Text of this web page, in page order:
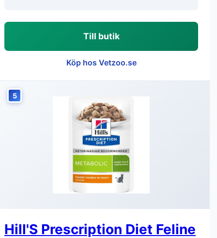
Till butik
Köp hos Vetzoo.se
5
Hill'S Prescription Diet Feline